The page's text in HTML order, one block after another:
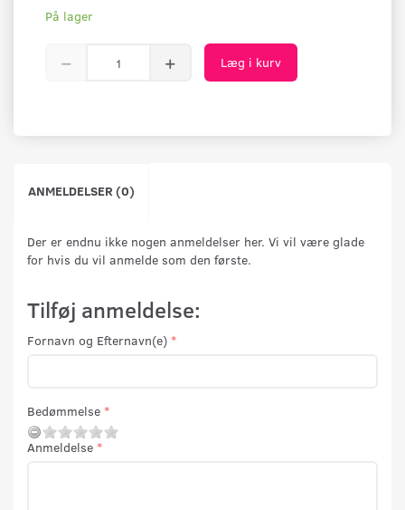
På lager
Læg i kurv
ANMELDELSER (0)
Der er endnu ikke nogen anmeldelser her. Vi vil være glade
for hvis du vil anmelde som den første.
Tilføj anmeldelse:
Fornavn og Efternavn(e)
Bedømmelse
Anmeldelse